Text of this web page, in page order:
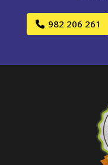
982 206 261